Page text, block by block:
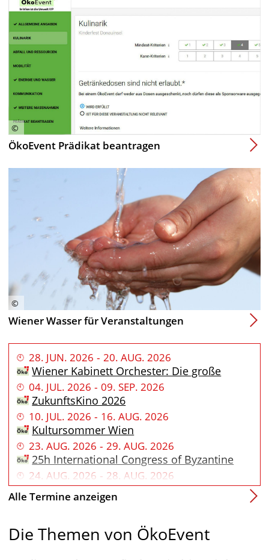
ÖkoEvent Prädikat beantragen
Wiener Wasser für Veranstaltungen
28. JUN.2026 ‐ 20.AUG.2026
Wiener Kabinett Orchester: Die große
Leiterwagerl-Tour im Alsergrunder
Kultursommer 2026
04. JUL.2026 ‐ 09.SEP.2026
ZukunftsKino 2026
10. JUL.2026 ‐ 16.AUG.2026
Kultursommer Wien
23.AUG.2026 ‐ 29.AUG.2026
25h International Congress of Byzantine
Studies
24. AUG. 2026 ‐ 28. AUG. 2026
Kinderstadt Wienopolis
29.AUG. 2026
11.SEP.2026 ‐ 13.SEP .2026
Alle Termine anzeigen
Die Themen von ÖkoEvent